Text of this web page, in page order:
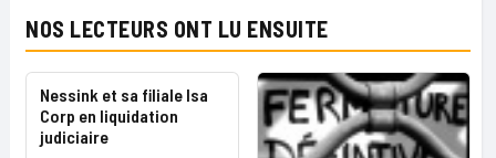
NOS LECTEURS ONT LU ENSUITE
Nessink et sa filiale Isa
Corp en liquidation
judiciaire